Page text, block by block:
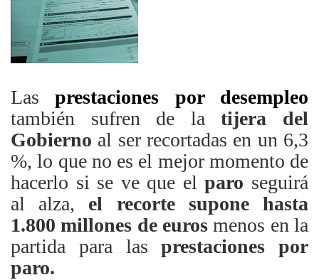
Lasprestaciones por desempleo
también sufren de latijera del
Gobierno al ser recortadas en un 6,3
%, lo que no es el mejor momento de
hacerlo si se ve que elparo seguirá
al alza, el recorte supone hasta
1.800 millones de euros menos en la
partida para las prestaciones por
paro.